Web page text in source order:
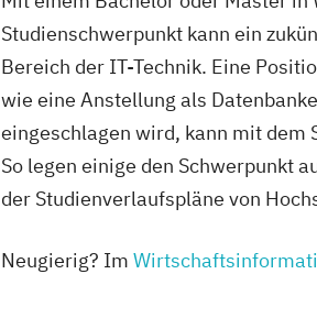
Studienschwerpunkt kann ein
Bereich der IT-Technik. Eine
wie eine Anstellung als
eingeschlagen wird, kann mit
So legen einige den Schwerpunkt
der Studienverlaufspläne von
Neugierig? Im